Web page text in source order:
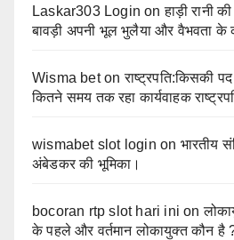
Laskar303 Login onहाड़ी रानी
बावड़ी अपनी भूल भुलैया और वैभवता के
Wisma betonराष्ट्रपति:किसकी
कितने समय तक रहा कार्यवाहक
wismabet slot login on भारतीय
अंबेडकर की भूमिका।
bocoran rtp slot hari ini on
के पहले और वर्तमान लोकायुक्त कौन है